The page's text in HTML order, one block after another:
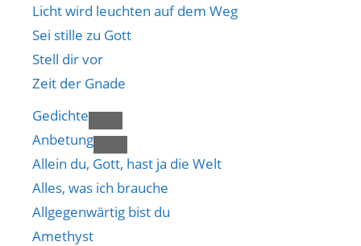
Licht wird leuchten auf dem Weg
Sei stille zu Gott
Stell dir vor
Zeit der Gnade
Gedichte
Anbetung
Allein du, Gott, hast ja die Welt
Alles, was ich brauche
Allgegenwärtig bist du
Amethyst